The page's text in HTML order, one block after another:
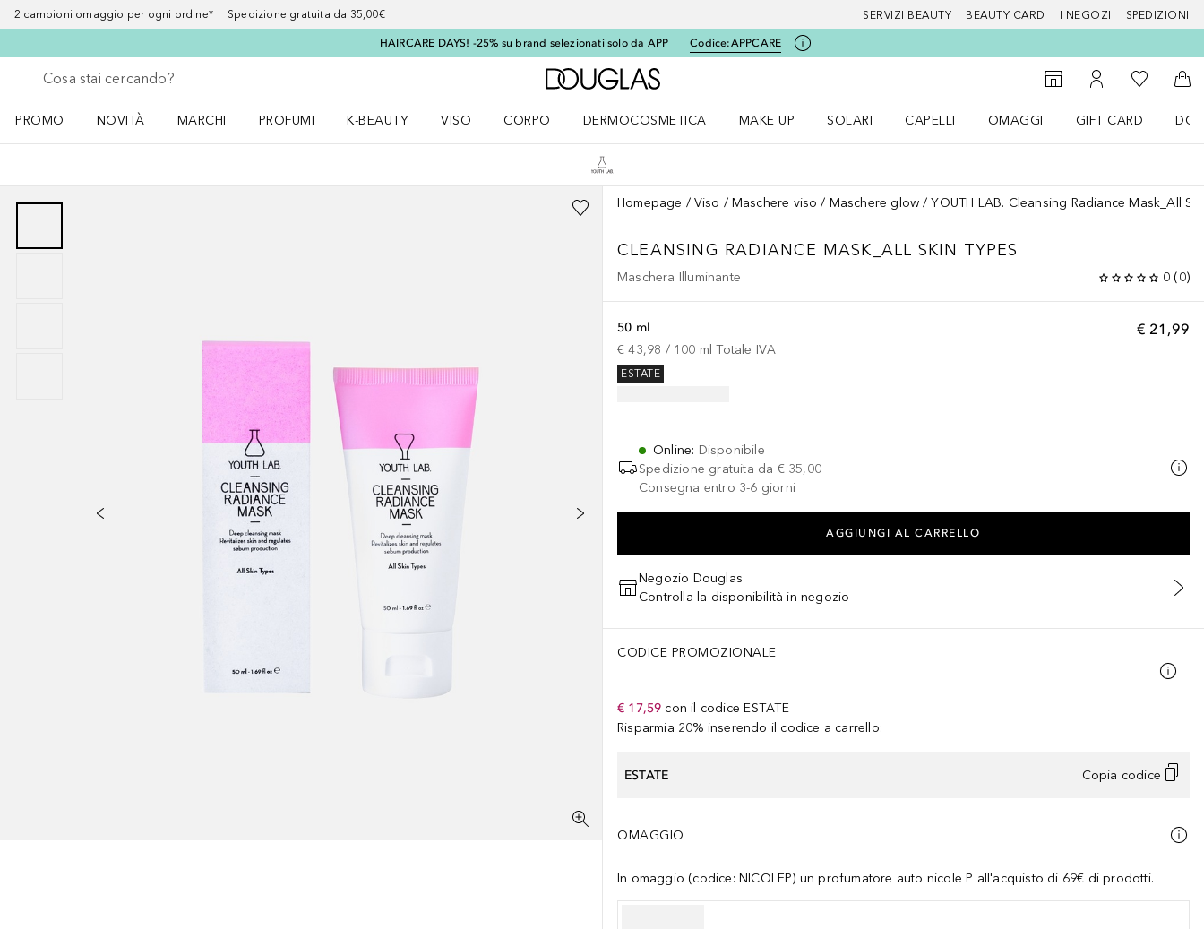
2 campioni omaggio per ogni ordine* Spedizione gratuita da 35,00€ SERVIZI BEAUTY BEAUTY CARD I NEGOZI SPEDIZIONI
HAIRCARE DAYS! -25% su brand selezionati solo da APP Codice:APPCARE
Torna indietro
Esegui ricerca
A Douglas Home
StorefinderAl Mio Account
Alla Mia
Al
PROMO
NOVITÀ
MARCHI
PROFUMI
K-BEAUTY
VISO
CORPO
DERMOCOSMETICA
MAKE UP
SOLARI
CAPELLI
OMAGGI
GIFT CARD
Homepage Viso Maschere viso Maschere glow YOUTH LAB. Cleansing Radiance Mask_All
CLEANSING RADIANCE MASK_ALL SKIN TYPES
Maschera Illuminante 0 (0)
€ 21,99
50 ml
€ 43,98 / 100 ml Totale IVA
ESTATE
Online: Disponibile
Spedizione gratuita da € 35,00
Consegna entro 3-6 giorni
AGGIUNGI AL CARRELLO
Negozio Douglas
Controlla la disponibilità in negozio
CODICE PROMOZIONALE
€ 17,59 con il codice ESTATE
Risparmia 20% inserendo il codice a carrello:
ESTATE Copia codice
OMAGGIO
In omaggio (codice: NICOLEP) un profumatore auto nicole P all'acquisto di 69€ di prodotti.